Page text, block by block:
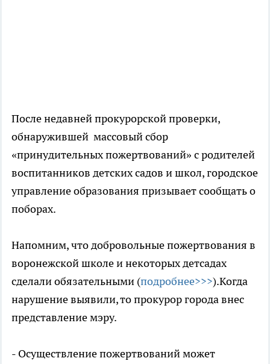
После недавней прокурорской проверки,
обнаружившей массовый сбор
«принудительных пожертвований» с родителей
воспитанников детских садов и школ, городское
управление образования призывает сообщать о
поборах.
Напомним, что добровольные пожертвования в
воронежской школе и некоторых детсадах
сделали обязательными (подробнее>>>).Когда
нарушение выявили, то прокурор города внес
представление мэру.
- Осуществление пожертвований может